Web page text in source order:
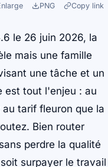
PNG Copy link
le 26 juin 2026, la
mais une famille
une tâche et un
est tout l'enjeu : au
tarif fleuron que la
Bien router
perdre la qualité
surpayer le travail